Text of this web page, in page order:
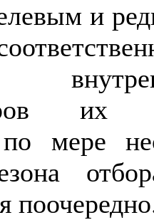
и
их
по мере